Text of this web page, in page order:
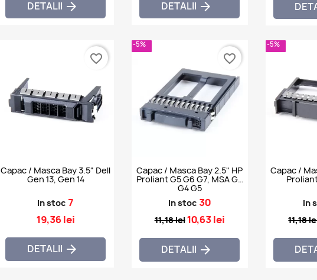
DETALII  DETALII 
Capac / Masca Bay 3.5" Dell
Gen 13, Gen 14
In stoc 7
19,36 lei
DETALII 
favorite_border
Capac / Masca Bay 2.5" HP
Proliant G5 G6 G7, MSA G3
G4 G5
In stoc 30
11,18 lei10,63 lei
DETALII 
-5%
favorite_border
Capac /
In
11,18
-5%